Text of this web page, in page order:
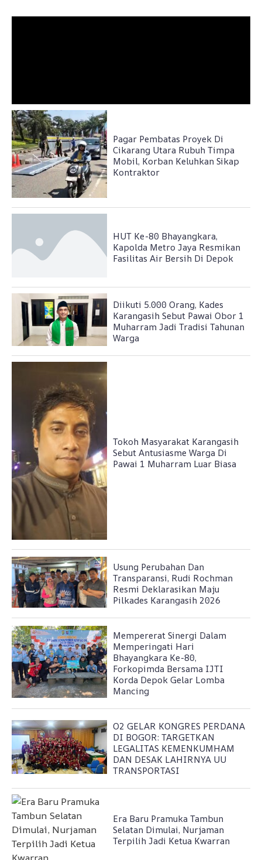
Pagar Pembatas Proyek Di
Cikarang Utara Rubuh Timpa
Mobil, Korban Keluhkan Sikap
Kontraktor
HUT Ke-80 Bhayangkara,
Kapolda Metro Jaya Resmikan
Fasilitas Air Bersih Di Depok
Diikuti 5.000 Orang, Kades
Karangasih Sebut Pawai Obor 1
Muharram Jadi Tradisi Tahunan
Warga
Tokoh Masyarakat Karangasih
Sebut Antusiasme Warga Di
Pawai 1 Muharram Luar Biasa
Usung Perubahan Dan
Transparansi, Rudi Rochman
Resmi Deklarasikan Maju
Pilkades Karangasih 2026
Mempererat Sinergi Dalam
Memperingati Hari
Bhayangkara Ke-80,
Forkopimda Bersama IJTI
Korda Depok Gelar Lomba
Mancing
O2 GELAR KONGRES PERDANA
DI BOGOR: TARGETKAN
LEGALITAS KEMENKUMHAM
DAN DESAK LAHIRNYA UU
TRANSPORTASI
Era Baru Pramuka Tambun
Selatan Dimulai, Nurjaman
Terpilih Jadi Ketua Kwarran